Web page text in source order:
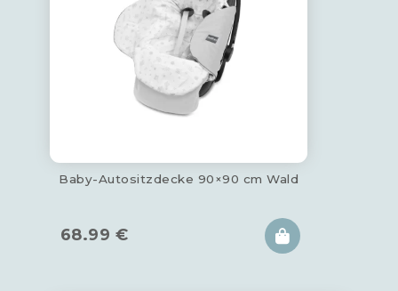
Baby-Autositzdecke 90×90 cm Wald
68.99 €